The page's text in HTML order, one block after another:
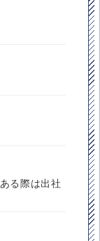
る際は出社